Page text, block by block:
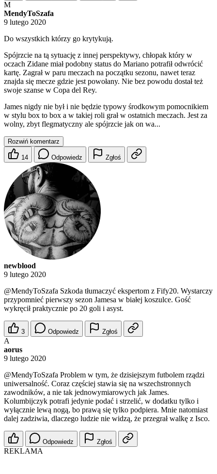
M
MendyToSzafa
9 lutego 2020
Do wszystkich którzy go krytykują.
Spójrzcie na tą sytuację z innej perspektywy, chłopak który w
oczach Zidane miał podobny status do Mariano potrafił odwrócić
kartę. Zagrał w paru meczach na początku sezonu, nawet teraz
znajda się mecze gdzie jest powołany. Nie bez powodu dostał też
swoje szanse w Copa del Rey.
James nigdy nie był i nie będzie typowy środkowym pomocnikiem
w stylu box to box a w takiej roli grał w ostatnich meczach. Jest za
wolny, zbyt flegmatyczny ale spójrzcie jak on wa...
Rozwiń komentarz
14 Odpowiedz Zgłoś
newblood
9 lutego 2020
@MendyToSzafa Szkoda tłumaczyć ekspertom z Fify20. Wystarczy
przypomnieć pierwszy sezon Jamesa w białej koszulce. Gość
wykręcił praktycznie po 20 goli i asyst.
3 Odpowiedz Zgłoś
A
aorus
9 lutego 2020
@MendyToSzafa Problem w tym, że dzisiejszym futbolem rządzi
uniwersalność. Coraz częściej stawia się na wszechstronnych
zawodników, a nie tak jednowymiarowych jak James.
Kolumbijczyk potrafi jedynie podać i strzelić, w dodatku tylko i
wyłącznie lewą nogą, bo prawą się tylko podpiera. Mnie natomiast
dalej zadziwia, dlaczego ludzie nie widzą, że przegrał walkę z Isco.
Odpowiedz Zgłoś
REKLAMA